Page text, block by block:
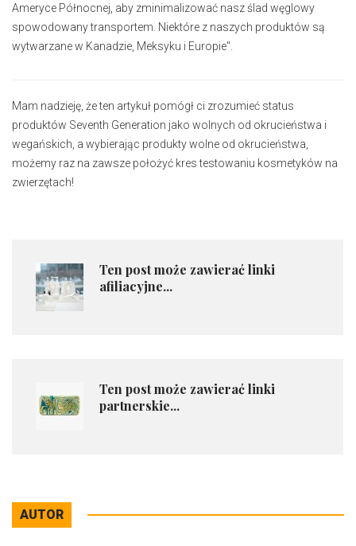
Ameryce Północnej, aby zminimalizować nasz ślad węglowy
spowodowany transportem. Niektóre z naszych produktów są
wytwarzane w Kanadzie, Meksyku i Europie".
Mam nadzieję, że ten artykuł pomógł ci zrozumieć status
produktów Seventh Generation jako wolnych od okrucieństwa i
wegańskich, a wybierając produkty wolne od okrucieństwa,
możemy raz na zawsze położyć kres testowaniu kosmetyków na
zwierzętach!
Ten post może zawierać linki
afiliacyjne...
Ten post może zawierać linki
partnerskie...
AUTOR